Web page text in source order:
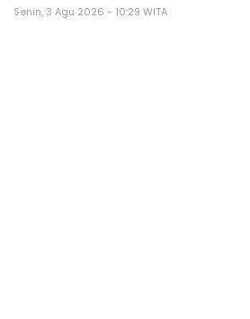
Senin, 3 Agu 2026 - 10:29 WITA